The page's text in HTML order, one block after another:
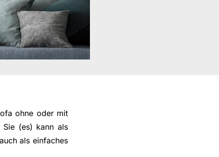
ohne oder mit
Sie (es) kann als
als einfaches